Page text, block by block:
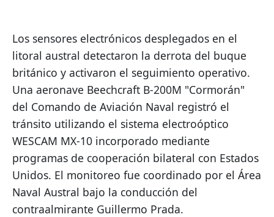
Los sensores electrónicos desplegados en el
litoral austral detectaron la derrota del buque
británico y activaron el seguimiento operativo.
Una aeronave Beechcraft B-200M "Cormorán"
del Comando de Aviación Naval registró el
tránsito utilizando el sistema electroóptico
WESCAM MX-10 incorporado mediante
programas de cooperación bilateral con Estados
Unidos. El monitoreo fue coordinado por el Área
Naval Austral bajo la conducción del
contraalmirante Guillermo Prada.